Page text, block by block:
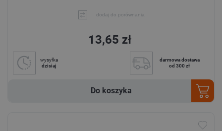
dodaj do porównania
13,65 zł
wysyłka
dzisiaj
darmowa dostawa
od 300 zł
Do koszyka